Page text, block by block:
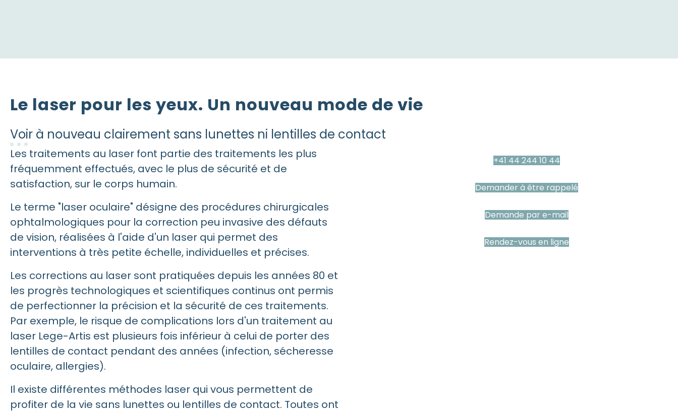
Le laser pour les yeux. Un nouveau mode de vie
Voir à nouveau clairement sans lunettes ni lentilles de contact
Les traitements au laser font partie des traitements les plus
fréquemment effectués, avec le plus de sécurité et de
satisfaction, sur le corps humain.
Le terme "laser oculaire" désigne des procédures chirurgicales
ophtalmologiques pour la correction peu invasive des défauts
de vision, réalisées à l'aide d'un laser qui permet des
interventions à très petite échelle, individuelles et précises.
Les corrections au laser sont pratiquées depuis les années 80 et
les progrès technologiques et scientifiques continus ont permis
de perfectionner la précision et la sécurité de ces traitements.
Par exemple, le risque de complications lors d'un traitement au
laser Lege-Artis est plusieurs fois inférieur à celui de porter des
lentilles de contact pendant des années (infection, sécheresse
oculaire, allergies).
Il existe différentes méthodes laser qui vous permettent de
profiter de la vie sans lunettes ou lentilles de contact. Toutes ont
+41 44 244 10 44
Demander à être rappelé
Demande par e-mail
Rendez-vous en ligne